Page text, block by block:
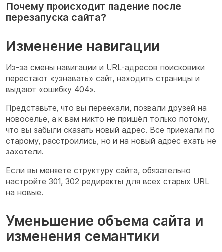
Почему происходит падение после
перезапуска сайта?
Изменение навигации
Из-за смены навигации и URL-адресов поисковики
перестают «узнавать» сайт, находить страницы и
выдают «ошибку 404».
Представьте, что вы переехали, позвали друзей на
новоселье, а к вам никто не пришёл только потому,
что вы забыли сказать новый адрес. Все приехали по
старому, расстроились, но и на новый адрес ехать не
захотели.
Если вы меняете структуру сайта, обязательно
настройте 301, 302 редиректы для всех старых URL
на новые.
Уменьшение объема сайта и
изменения семантики